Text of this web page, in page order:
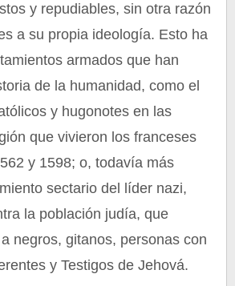
y repudiables, sin otra razón
a su propia ideología. Esto ha
armados que han
de la humanidad, como el
y hugonotes en las
que vivieron los franceses
y 1598; o, todavía más
sectario del líder nazi,
la población judía, que
negros, gitanos, personas con
y Testigos de Jehová.